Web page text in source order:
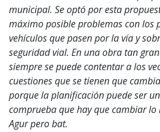
municipal. Se optó por esta
máximo posible problemas con los
vehículos que pasen por la vía y
seguridad vial. En una obra tan
siempre se puede contentar a los
cuestiones que se tienen que
porque la planificación puede ser
comprueba que hay que cambiar
Agur pero bat.